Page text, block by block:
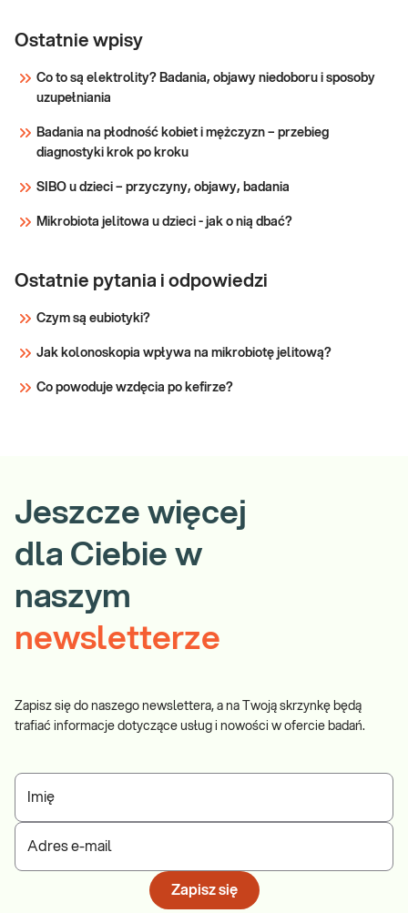
pierwiastków
Se,As, Zn, Cd,
Pb, Cu (selen,
arsen, cynk,
kadm, ołów,
Onkopakiet 6 pierwiastków we krwi - Se, As,
6 pierwiastków, przydatne dla oceny ryzyka i
profilaktyki określonych chorób
Sprawdź
Ostatnie wpisy
Co to są elektrolity? Badania, objawy niedoboru i sposoby
uzupełniania
Badania na płodność kobiet i mężczyzn – przebieg
diagnostyki krok po kroku
SIBO u dzieci – przyczyny, objawy, badania
Mikrobiota jelitowa u dzieci - jak o nią dbać?
Ostatnie pytania i odpowiedzi
Czym są eubiotyki?
Jak kolonoskopia wpływa na mikrobiotę jelitową?
Co powoduje wzdęcia po kefirze?
Jeszcze więcej
dla Ciebie w
naszym
newsletterze
Zapisz się do naszego newslettera, a na Twoją skrzynkę będą
trafiać informacje dotyczące usług i nowości w ofercie badań.
Imię
Adres e-mail
Zapisz się